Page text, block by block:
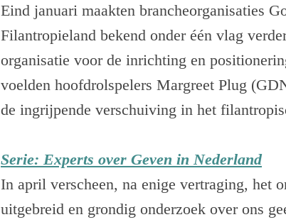
Eind januari maakten brancheorganisaties
Filantropieland bekend onder één vlag
organisatie voor de inrichting en
voelden hoofdrolspelers Margreet Plug
de ingrijpende verschuiving in het
Serie: Experts over Geven in Nederland
In april verscheen, na enige vertraging, het
uitgebreid en grondig onderzoek over ons